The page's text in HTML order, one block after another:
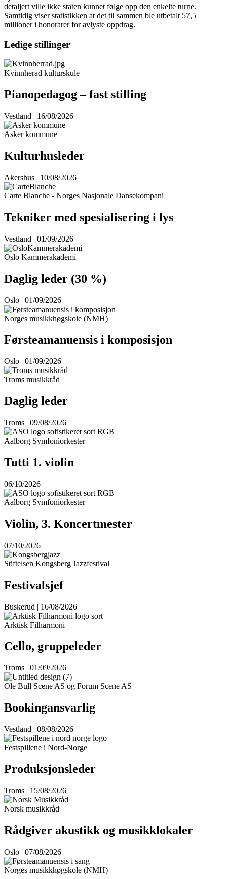
detaljert ville ikke staten kunnet følge opp den enkelte turne.
Samtidig viser statistikken at det til sammen ble utbetalt 57,5
millioner i honorarer for avlyste oppdrag.
Ledige stillinger
Kvinnherad kulturskule
Pianopedagog – fast stilling
Vestland | 16/08/2026
Asker kommune
Kulturhusleder
Akershus | 10/08/2026
Carte Blanche - Norges Nasjonale Dansekompani
Tekniker med spesialisering i lys
Vestland | 01/09/2026
Oslo Kammerakademi
Daglig leder (30 %)
Oslo | 01/09/2026
Norges musikkhøgskole (NMH)
Førsteamanuensis i komposisjon
Oslo | 01/09/2026
Troms musikkråd
Daglig leder
Troms | 09/08/2026
Aalborg Symfoniorkester
Tutti 1. violin
06/10/2026
Aalborg Symfoniorkester
Violin, 3. Koncertmester
07/10/2026
Stiftelsen Kongsberg Jazzfestival
Festivalsjef
Buskerud | 16/08/2026
Arktisk Filharmoni
Cello, gruppeleder
Troms | 01/09/2026
Ole Bull Scene AS og Forum Scene AS
Bookingansvarlig
Vestland | 08/08/2026
Festspillene i Nord-Norge
Produksjonsleder
Troms | 15/08/2026
Norsk musikkråd
Rådgiver akustikk og musikklokaler
Oslo | 07/08/2026
Norges musikkhøgskole (NMH)